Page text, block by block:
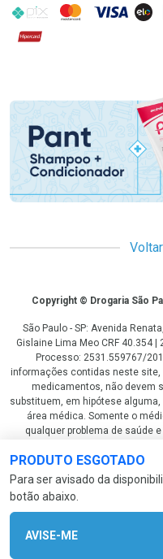
PRODUTO ESGOTADO
Para ser avisado da
botão abaixo.
AVISE-ME
PIX MasterCard
VISA ELO
Hipercard
Promoção em
CopyrightCopyright © Drogaria São
São Paulo - SP: Avenida
Gislaine Lima Meo CRF 40.354
Processo: 2531.559767/
informações contidas neste
medicamentos, não devem
substituem, em hipótese
área médica. Somente o
qualquer problema de saúde
fotos contidas em nosso site
disponibilidade sujeitos a
antimicrobianos vendas apenas
344 - 01/02/1999 - Ministério da